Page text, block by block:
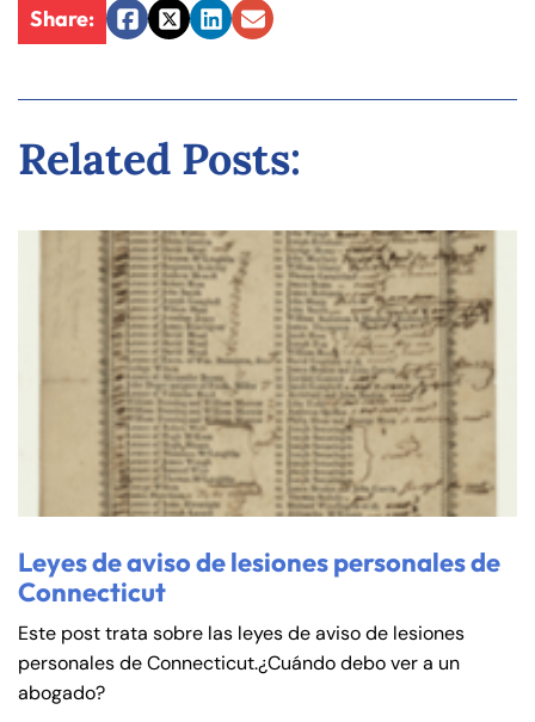
Share:
Facebook
TwitterLinkedIn
Email
Related Posts:
Leyes de aviso de lesiones personales de
Connecticut
Este post trata sobre las leyes de aviso de lesiones
personales de Connecticut.¿Cuándo debo ver a un
abogado?